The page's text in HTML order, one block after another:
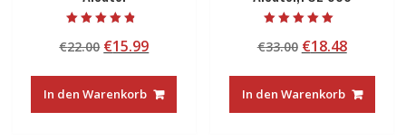
4.50
von 5
€22.00 Ursprünglicher
war:
€22.00
€15.99Aktueller
ist:
€15.99.
In den Warenkorb
5.00
von 5
€33.00 Ursprünglicher
war:
€33.00
€18.48
ist:
€18.48.
In den Warenkorb